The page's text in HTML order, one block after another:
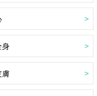
身
膚